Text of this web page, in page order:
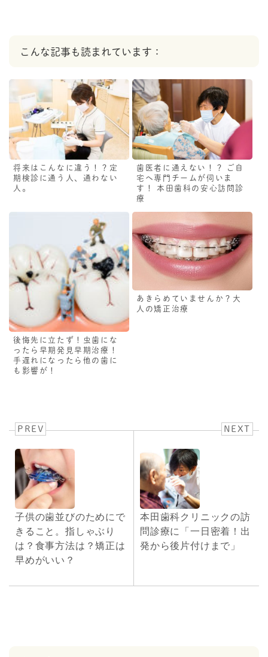
こんな記事も読まれています：
将来はこんなに違う！？定
期検診に通う人、通わない
人。
歯医者に通えない！？ ご自
宅へ専門チームが伺いま
す！ 本田歯科の安心訪問診
療
後悔先に立たず！虫歯にな
ったら早期発見早期治療！
手遅れになったら他の歯に
も影響が！
あきらめていませんか？大
人の矯正治療
PREV
子供の歯並びのためにで
きること。指しゃぶり
は？食事方法は？矯正は
早めがいい？
NEXT
本田歯科クリニックの訪
問診療に「一日密着！出
発から後片付けまで」